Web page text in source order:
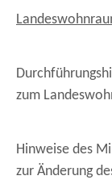
zum
Hinweise des
zur Änderung